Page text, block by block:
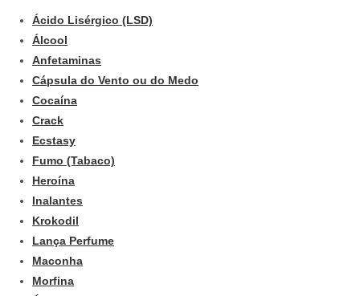
Ácido Lisérgico (LSD)
Álcool
Anfetaminas
Cápsula do Vento ou do Medo
Cocaína
Crack
Ecstasy
Fumo (Tabaco)
Heroína
Inalantes
Krokodil
Lança Perfume
Maconha
Morfina